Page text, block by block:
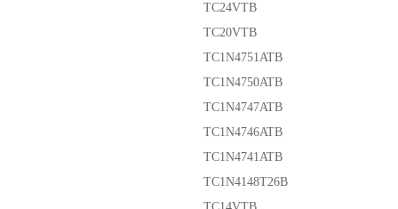
TC24VTB
TC20VTB
TC1N4751ATB
TC1N4750ATB
TC1N4747ATB
TC1N4746ATB
TC1N4741ATB
TC1N4148T26B